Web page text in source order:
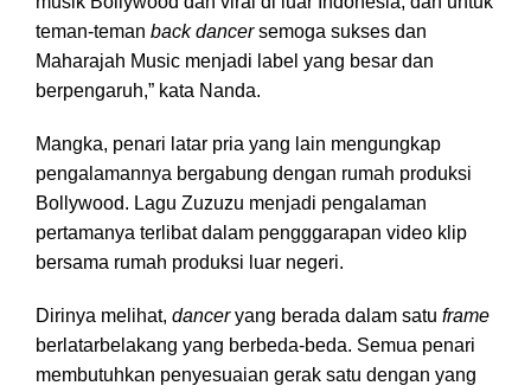
teman-teman back dancersemoga sukses dan
Maharajah Music menjadi label yang besar dan
berpengaruh,” kata Nanda.
Mangka, penari latar pria yang lain mengungkap
pengalamannya bergabung dengan rumah produksi
Bollywood. Lagu Zuzuzu menjadi pengalaman
pertamanya terlibat dalam pengggarapan video klip
bersama rumah produksi luar negeri.
Dirinya melihat, danceryang berada dalam satu frame
berlatarbelakang yang berbeda-beda. Semua penari
membutuhkan penyesuaian gerak satu dengan yang